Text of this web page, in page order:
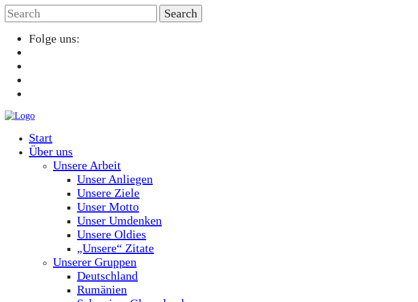
Folge uns:
Start
Über uns
Unsere Arbeit
Unser Anliegen
Unsere Ziele
Unser Motto
Unser Umdenken
Unsere Oldies
„Unsere“ Zitate
Unserer Gruppen
Deutschland
Rumänien